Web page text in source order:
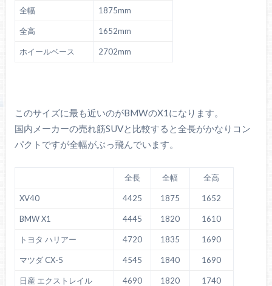
全幅 1875mm
全高 1652mm
ホイールベース 2702mm
このサイズに最も近いのがBMWのX1になります。
国内メーカーの売れ筋SUVと比較すると全長がかなりコン
パクトですが全幅がぶっ飛んでいます。
全長 全幅 全高
XV40 4425 1875 1652
BMW X1 4445 1820 1610
トヨタ ハリアー 4720 1835 1690
マツダ CX-5 4545 1840 1690
日産 エクストレイル 4690 1820 1740